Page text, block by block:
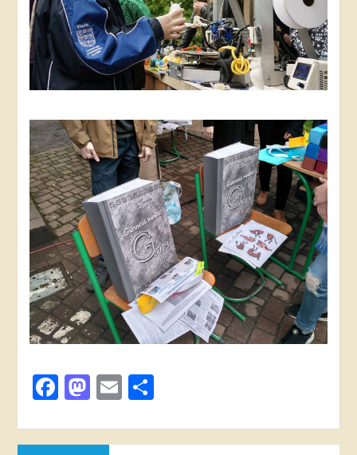
Facebook
Mastodon
Email
Навігація